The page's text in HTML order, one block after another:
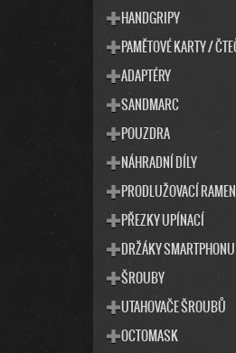
HANDGRIPY
PAMĚTOVÉ KARTY /
ADAPTÉRY
SANDMARC
POUZDRA
NÁHRADNÍ DÍLY
PRODLUŽOVACÍ
PŘEZKY UPÍNACÍ
DRŽÁKY SMARTPHONU
ŠROUBY
UTAHOVAČE ŠROUBŮ
OCTOMASK